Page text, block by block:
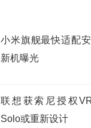
小米旗舰最快适配
新机曝光
联想获索尼授权
Solo或重新设计